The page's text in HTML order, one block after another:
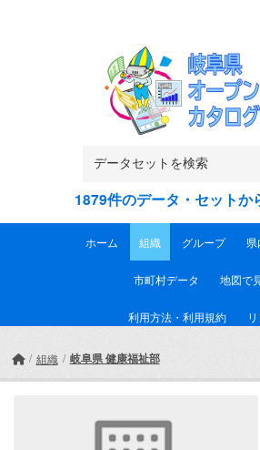
1879件のデータ・セットか
ホーム 組織 グループ
市町村データ 地図で
利用方法・利用規約
組織 岐阜県 健康福祉部